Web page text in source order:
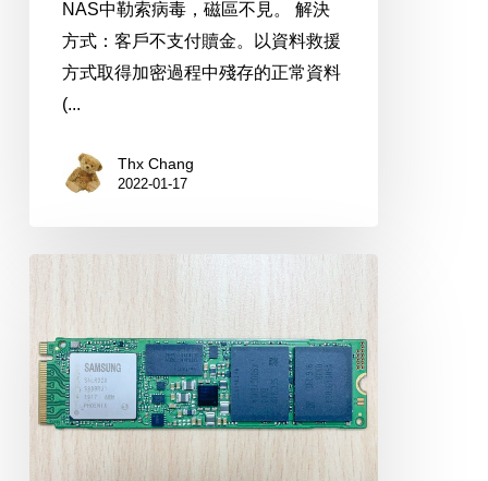
NAS中勒索病毒，磁區不見。 解決
方式：客戶不支付贖金。以資料救援
方式取得加密過程中殘存的正常資料
(...
Thx Chang
2022-01-17
SEC916
NVMe
1TB
SATA
SSD